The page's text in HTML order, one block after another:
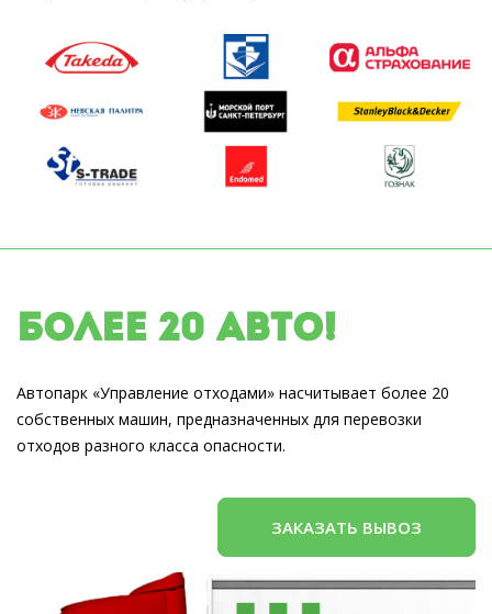
Более 20 авто!
Автопарк «Управление отходами» насчитывает более 20
собственных машин, предназначенных для перевозки
отходов разного класса опасности.
ЗАКАЗАТЬ ВЫВОЗ